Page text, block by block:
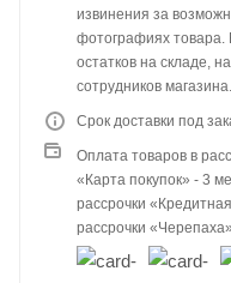
извинения за
фотографиях товара.
остатков на складе,
сотрудников магазина.
Срок доставки под
Оплата товаров в
«Карта покупок» - 3
рассрочки
рассрочки